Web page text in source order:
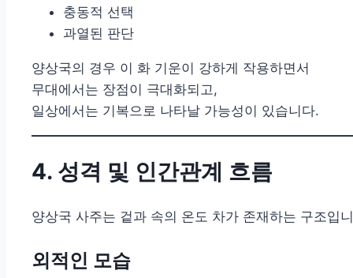
충동적 선택
과열된 판단
양상국의 경우 이 화 기운이 강하게 작용하면서
무대에서는 장점이 극대화되고,
일상에서는 기복으로 나타날 가능성이 있습니다.
4. 성격 및 인간관계 흐름
양상국 사주는 겉과 속의 온도 차가 존재하는 구조입
외적인 모습